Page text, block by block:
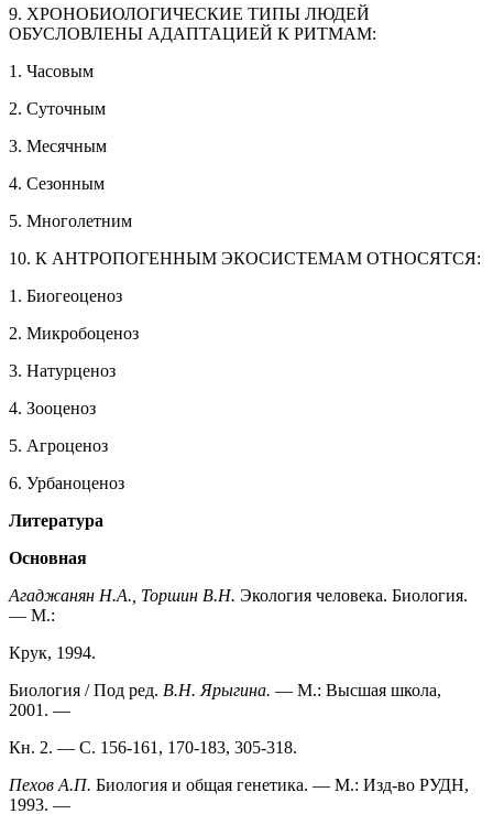
9. ХРОНОБИОЛОГИЧЕСКИЕ ТИПЫ ЛЮДЕЙ
ОБУСЛОВЛЕНЫ АДАПТАЦИЕЙ К РИТМАМ:
1. Часовым
2. Суточным
3. Месячным
4. Сезонным
5. Многолетним
10. К АНТРОПОГЕННЫМ ЭКОСИСТЕМАМ ОТНОСЯТСЯ:
1. Биогеоценоз
2. Микробоценоз
3. Натурценоз
4. Зооценоз
5. Агроценоз
6. Урбаноценоз
Литература
Основная
Агаджанян Н.А., Торшин В.Н. Экология человека. Биология.
— М.:
Крук, 1994.
Биология / Под ред. В.Н. Ярыгина. — М.: Высшая школа,
2001. —
Кн. 2. — С. 156-161, 170-183, 305-318.
Пехов А.П. Биология и общая генетика. — М.: Изд-во РУДН,
1993. —